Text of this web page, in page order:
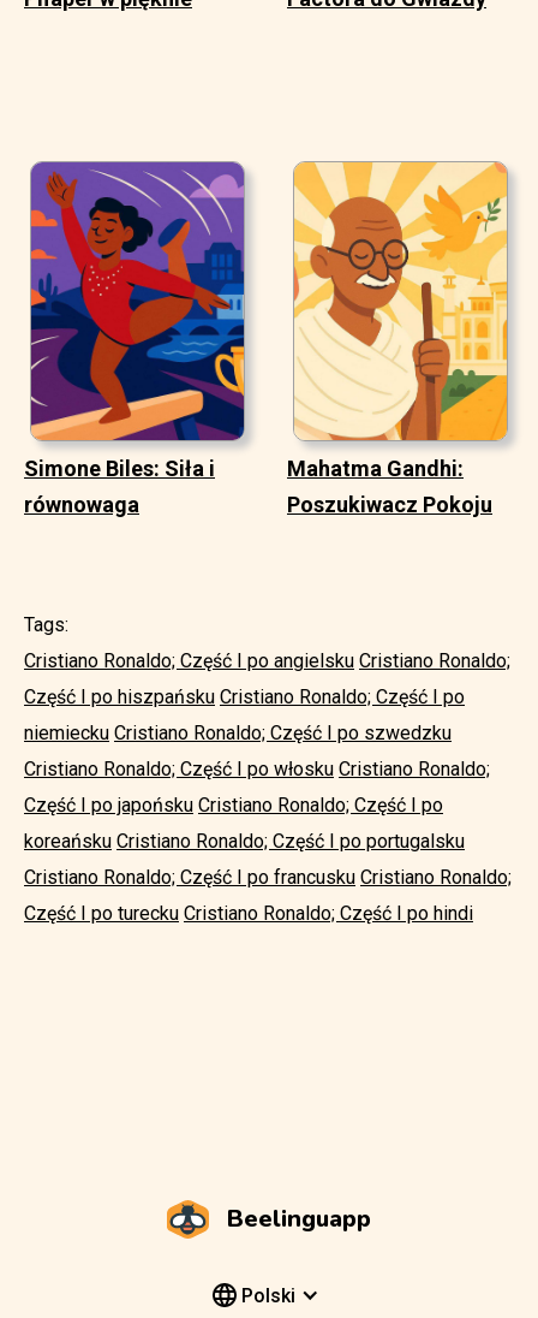
Simone Biles: Siła i
równowaga
Mahatma Gandhi:
Poszukiwacz Pokoju
Tags:
Cristiano Ronaldo; Część I po angielsku Cristiano Ronaldo;
Część I po hiszpańsku Cristiano Ronaldo; Część I po
niemiecku Cristiano Ronaldo; Część I po szwedzku
Cristiano Ronaldo; Część I po włosku Cristiano Ronaldo;
Część I po japońsku Cristiano Ronaldo; Część I po
koreańsku Cristiano Ronaldo; Część I po portugalsku
Cristiano Ronaldo; Część I po francusku Cristiano Ronaldo;
Część I po turecku Cristiano Ronaldo; Część I po hindi
Beelinguapp
Polski